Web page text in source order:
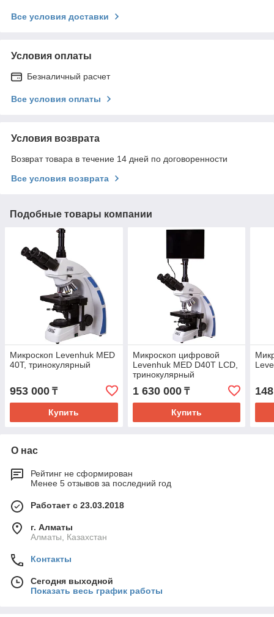
Все условия доставки
Условия оплаты
Безналичный расчет
Все условия оплаты
Условия возврата
Возврат товара в течение 14 дней по договоренности
Все условия возврата
Подобные товары компании
Микроскоп Levenhuk MED
40T, тринокулярный
953 000 ₸
Купить
Микроскоп цифровой
Levenhuk MED D40T LCD,
тринокулярный
1 630 000₸
Купить
О нас
Рейтинг не сформирован
Менее 5 отзывов за последний год
Работает с 23.03.2018
г. Алматы
Алматы, Казахстан
Контакты
Сегодня выходной
Показать весь график работы